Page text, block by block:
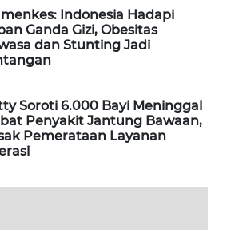
Indonesia Hadapi
Ganda Gizi, Obesitas
dan Stunting Jadi
Soroti 6.000 Bayi Meninggal
Penyakit Jantung Bawaan,
Pemerataan Layanan